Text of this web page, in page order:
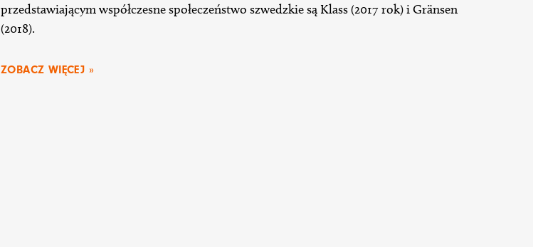
przedstawiającym współczesne społeczeństwo szwedzkie są Klass (2017 rok) i Gränsen
(2018).
ZOBACZ WIĘCEJ »